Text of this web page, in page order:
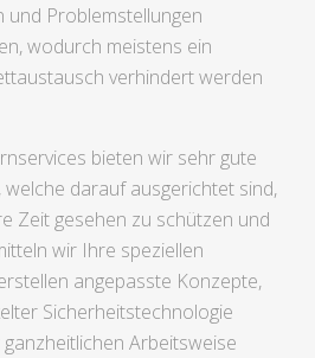
und Problemstellungen
wodurch meistens ein
verhindert werden
bieten wir sehr gute
darauf ausgerichtet sind,
Zeit gesehen zu schützen und
wir Ihre speziellen
angepasste Konzepte,
Sicherheitstechnologie
Arbeitsweise